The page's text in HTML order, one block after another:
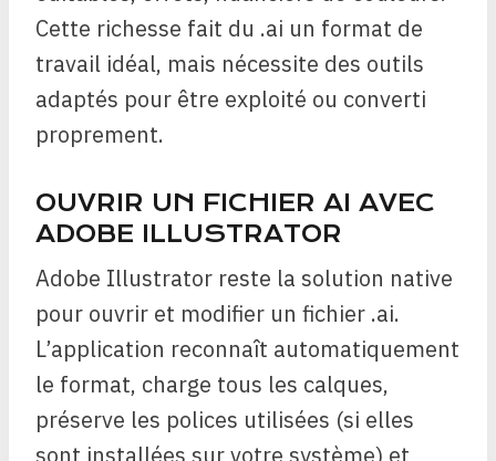
Cette richesse fait du .ai un format de
travail idéal, mais nécessite des outils
adaptés pour être exploité ou converti
proprement.
OUVRIR UN FICHIER AI AVEC
ADOBE ILLUSTRATOR
Adobe Illustrator reste la solution native
pour ouvrir et modifier un fichier .ai.
L’application reconnaît automatiquement
le format, charge tous les calques,
préserve les polices utilisées (si elles
sont installées sur votre système) et